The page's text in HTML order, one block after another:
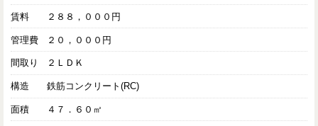
賃料 ２８８，０００円
管理費 ２０，０００円
間取り ２ＬＤＫ
構造 鉄筋コンクリート(RC)
面積 ４７．６０㎡